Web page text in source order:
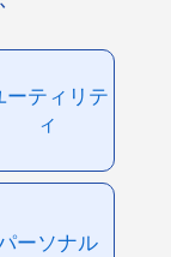
ーティリテ
ィ
ーソナル